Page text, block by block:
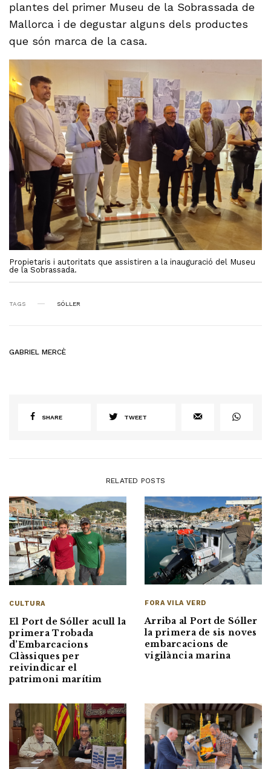
plantes del primer Museu de la Sobrassada de
Mallorca i de degustar alguns dels productes
que són marca de la casa.
Propietaris i autoritats que assistiren a la inauguració del Museu
de la Sobrassada.
TAGS SÓLLER
GABRIEL MERCÈ
SHARE TWEET
RELATED POSTS
CULTURA
El Port de Sóller acull la
primera Trobada
d’Embarcacions
Clàssiques per
reivindicar el
patrimoni marítim
FORA VILA VERD
Arriba al Port de Sóller
la primera de sis noves
embarcacions de
vigilància marina